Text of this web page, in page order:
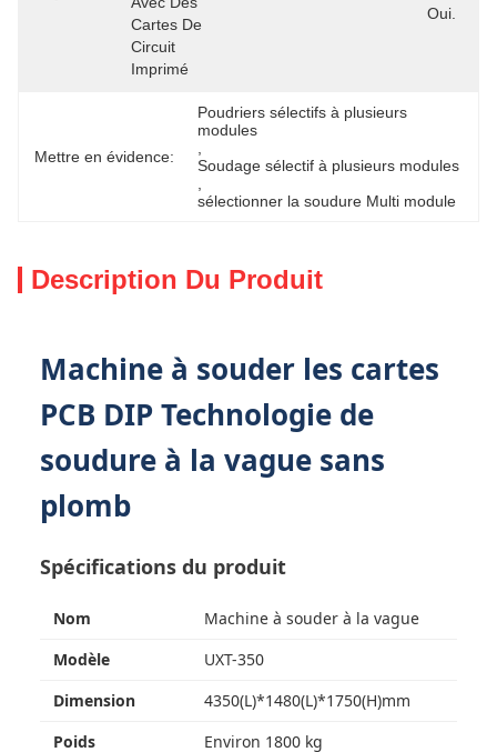
Cartes De
Circuit
Imprimé
Oui.
Mettre en évidence:
Poudriers sélectifs à plusieurs
modules
Soudage sélectif à plusieurs modules
sélectionner la soudure Multi module
Description Du Produit
Machine à souder les cartes
PCB DIP Technologie de
soudure à la vague sans
plomb
Spécifications du produit
Nom
Machine à souder à la vague
Modèle
UXT-350
Dimension
4350(L)*1480(L)*1750(H)mm
Poids
Environ 1800 kg